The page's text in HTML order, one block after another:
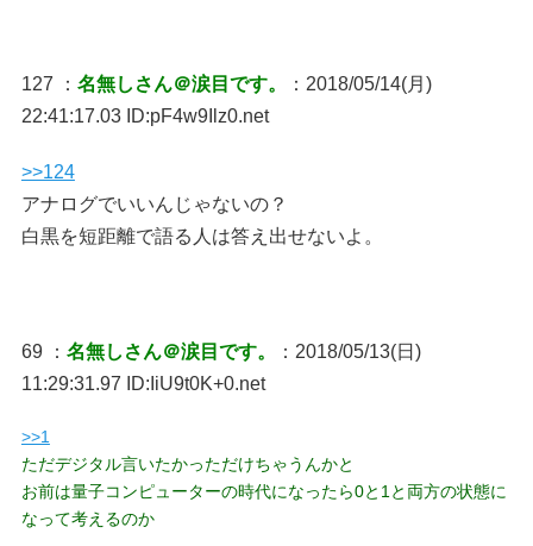
127 ： 名無しさん＠涙目です。
：2018/05/14(月)
22:41:17.03 ID:pF4w9Ilz0.net
>>124
アナログでいいんじゃないの？
白黒を短距離で語る人は答え出せないよ。
69 ： 名無しさん＠涙目です。
：2018/05/13(日)
11:29:31.97 ID:IiU9t0K+0.net
>>1
ただデジタル言いたかっただけちゃうんかと
お前は量子コンピューターの時代になったら0と1と両方の状態に
なって考えるのか